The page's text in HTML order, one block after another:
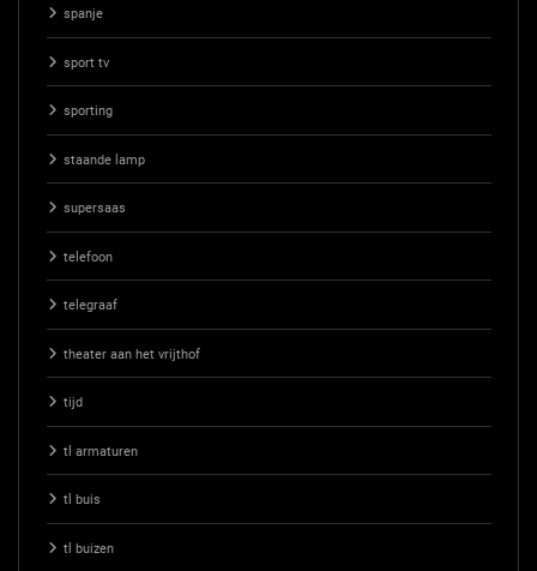
spanje
sport tv
sporting
staande lamp
supersaas
telefoon
telegraaf
theater aan het vrijthof
tijd
tl armaturen
tl buis
tl buizen